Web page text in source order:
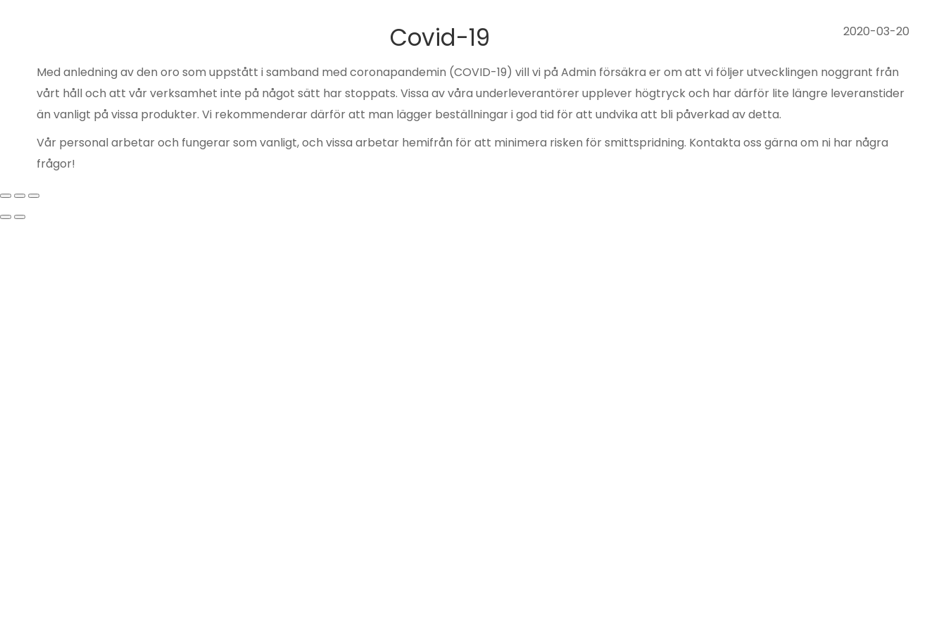
2020-03-20
Covid-19
Med anledning av den oro som uppstått i samband med coronapandemin (COVID-19) vill vi på Admin försäkra er om att vi följer utvecklingen noggrant från
vårt håll och att vår verksamhet inte på något sätt har stoppats. Vissa av våra underleverantörer upplever högtryck och har därför lite längre leveranstider
än vanligt på vissa produkter. Vi rekommenderar därför att man lägger beställningar i god tid för att undvika att bli påverkad av detta.
Vår personal arbetar och fungerar som vanligt, och vissa arbetar hemifrån för att minimera risken för smittspridning. Kontakta oss gärna om ni har några
frågor!